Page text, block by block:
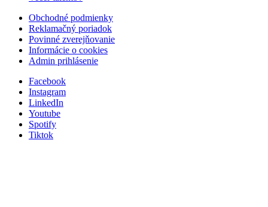
Obchodné podmienky
Reklamačný poriadok
Povinné zverejňovanie
Informácie o cookies
Admin prihlásenie
Facebook
Instagram
LinkedIn
Youtube
Spotify
Tiktok